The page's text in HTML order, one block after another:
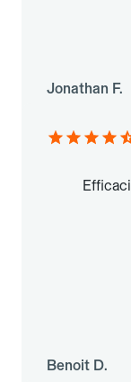
Jonathan F.
Benoit D.